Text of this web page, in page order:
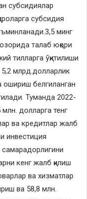
субсидиялар
субсидия
минг
талаб юқори
тилларга ўқитилиши
млрд.долларлик
ошириш белгиланган
Туманда 2022-
долларга тенг
ва кредитлар жалб
инвестиция
кенг жалб қилиш
ва хизматлар
ва 58,8 млн.